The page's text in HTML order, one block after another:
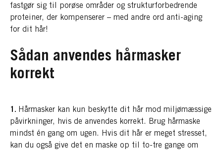
fastgør sig til porøse områder og strukturforbedrende
proteiner, der kompenserer – med andre ord anti-aging
for dit hår!
Sådan anvendes hårmasker
korrekt
1. Hårmasker kan kun beskytte dit hår mod miljømæssige
påvirkninger, hvis de anvendes korrekt. Brug hårmaske
mindst én gang om ugen. Hvis dit hår er meget stresset,
kan du også give det en maske op til to-tre gange om